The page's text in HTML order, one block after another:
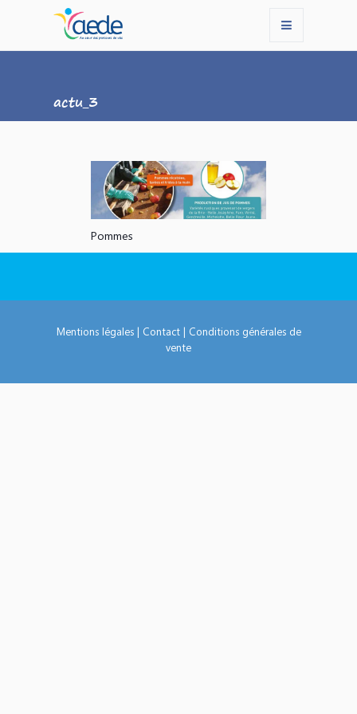
actu_3
Pommes
Mentions légales| Contact| Conditions générales de
vente